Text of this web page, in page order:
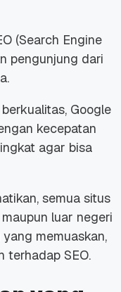
(Search Engine
pengunjung dari
Google
kecepatan
agar bisa
semua situs
luar negeri
yang memuaskan,
terhadap SEO.